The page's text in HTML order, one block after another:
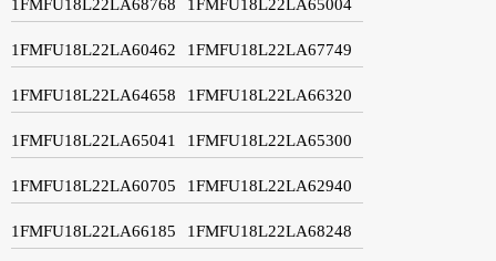
1FMFU18L22LA68768 1FMFU18L22LA65004
1FMFU18L22LA60462 1FMFU18L22LA67749
1FMFU18L22LA64658 1FMFU18L22LA66320
1FMFU18L22LA65041 1FMFU18L22LA65300
1FMFU18L22LA60705 1FMFU18L22LA62940
1FMFU18L22LA66185 1FMFU18L22LA68248